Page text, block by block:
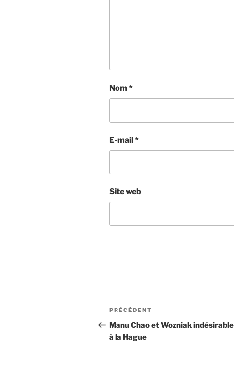
Nom *
E-mail*
Site web
Navigation
de
l’article
Article
précédent
PRÉCÉDENT
Manu Chao et Wozniak
à la Hague